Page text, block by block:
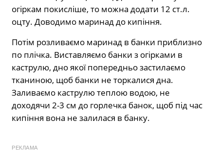
огіркам покисліше, то можна додати 12 ст.л.
оцту. Доводимо маринад до кипіння.
Потім розливаємо маринад в банки приблизно
по плічка. Виставляємо банки з огірками в
каструлю, дно якої попередньо застилаємо
тканиною, щоб банки не торкалися дна.
Заливаємо каструлю теплою водою, не
доходячи 2-3 см до горлечка банок, щоб під час
кипіння вона не залилася в банку.
РЕКЛАМА